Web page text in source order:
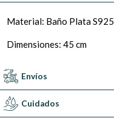
Material: Baño Plata S925
Dimensiones: 45 cm
Envíos
Cuidados